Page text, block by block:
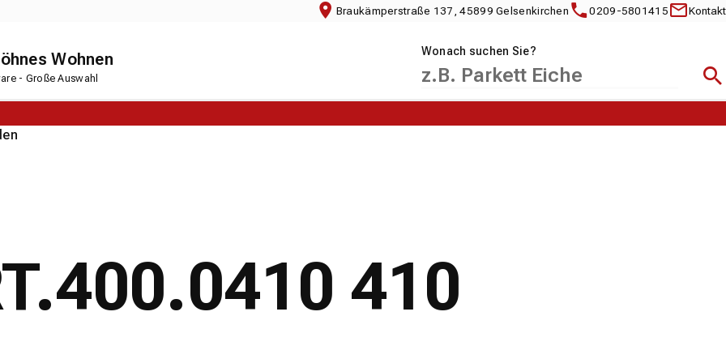
Braukämperstraße 137, 45899 Gelsenkirchen 0209-5801415 Kontakt
Wohnen
- Große Auswahl
Wonach suchen Sie?
410